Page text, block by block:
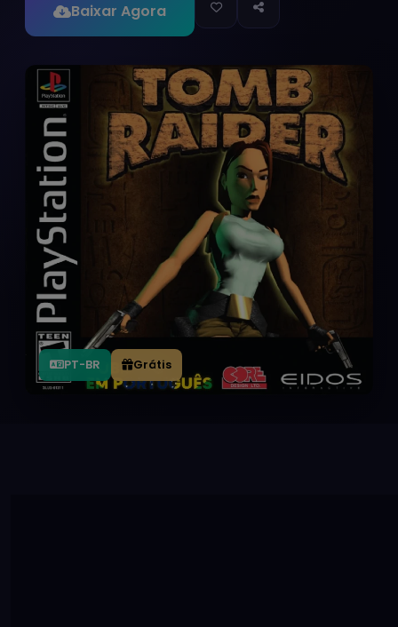
Baixar Agora
PT-BR Grátis